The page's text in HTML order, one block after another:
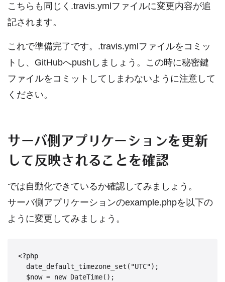
こちらも同じく.travis.ymlファイルに変更内容が追
記されます。
これで準備完了です。.travis.ymlファイルをコミッ
トし、GitHubへpushしましょう。この時に秘密鍵
ファイルをコミットしてしまわないように注意して
ください。
サーバ側アプリケーションを更新
して反映されることを確認
では自動化できているか確認してみましょう。
サーバ側アプリケーションのexample.phpを以下の
ように変更してみましょう。
<?php
  date_default_timezone_set("UTC");
  $now = new DateTime();